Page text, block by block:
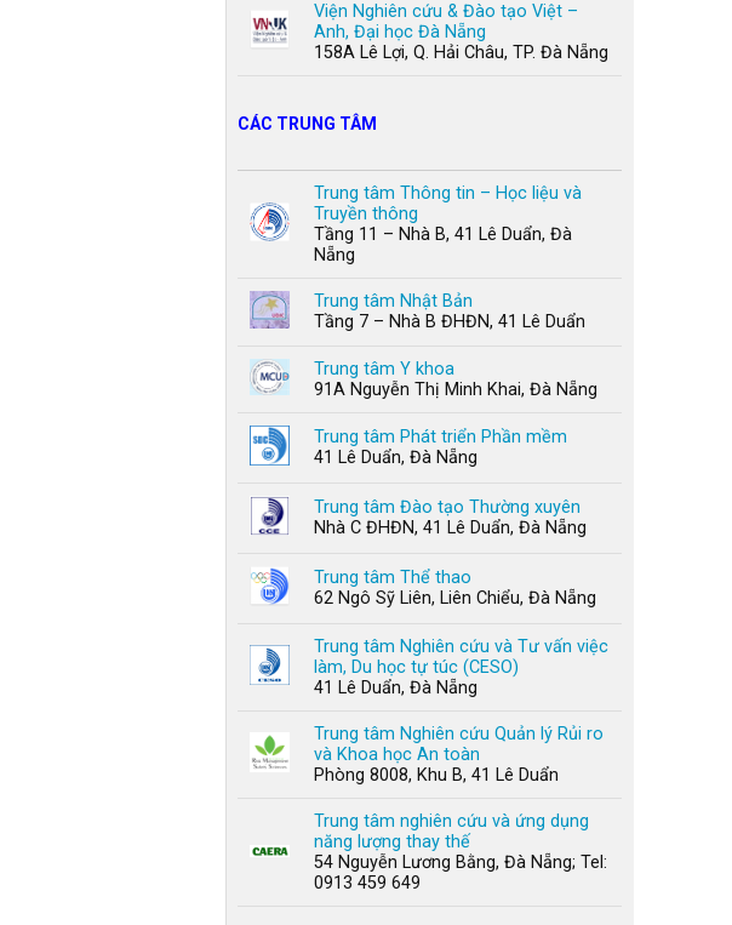
Viện Nghiên cứu & Đào tạo Việt –
Anh, Đại học Đà Nẵng
158A Lê Lợi, Q. Hải Châu, TP. Đà Nẵng
CÁC TRUNG TÂM
Trung tâm Thông tin – Học liệu và
Truyền thông
Tầng 11 – Nhà B, 41 Lê Duẩn, Đà
Nẵng
Trung tâm Nhật Bản
Tầng 7 – Nhà B ĐHĐN, 41 Lê Duẩn
Trung tâm Y khoa
91A Nguyễn Thị Minh Khai, Đà Nẵng
Trung tâm Phát triển Phần mềm
41 Lê Duẩn, Đà Nẵng
Trung tâm Đào tạo Thường xuyên
Nhà C ĐHĐN, 41 Lê Duẩn, Đà Nẵng
Trung tâm Thể thao
62 Ngô Sỹ Liên, Liên Chiểu, Đà Nẵng
Trung tâm Nghiên cứu và Tư vấn việc
làm, Du học tự túc (CESO)
41 Lê Duẩn, Đà Nẵng
Trung tâm Nghiên cứu Quản lý Rủi ro
và Khoa học An toàn
Phòng 8008, Khu B, 41 Lê Duẩn
Trung tâm nghiên cứu và ứng dụng
năng lượng thay thế
54 Nguyễn Lương Bằng, Đà Nẵng; Tel:
0913 459 649